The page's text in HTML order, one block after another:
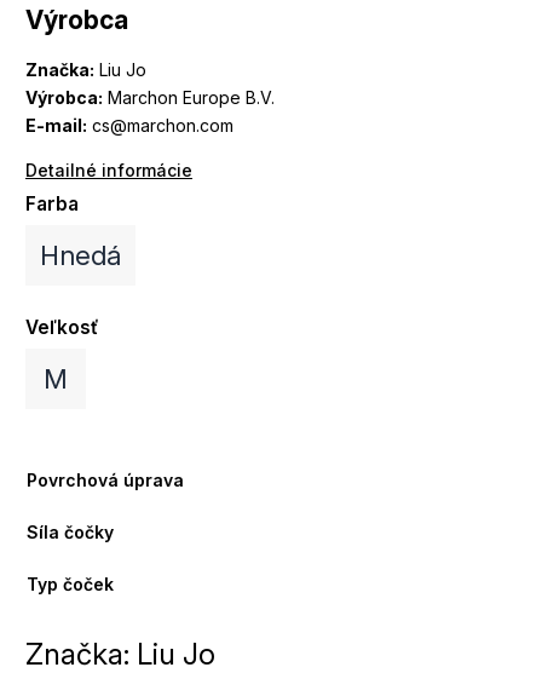
Výrobca
Značka: Liu Jo
Výrobca: Marchon Europe B.V.
E-mail: cs@marchon.com
Detailné informácie
Farba
Hnedá
Veľkosť
M
Povrchová úprava
Síla čočky
Typ čoček
Značka: Liu Jo